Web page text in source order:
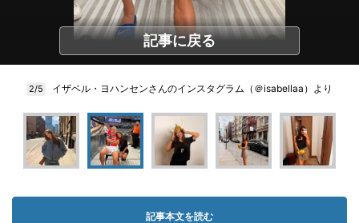
記事に戻る
2/5 イザベル・ヨハンセンさんのインスタグラム（＠isabellaa）より
記事本文を読む